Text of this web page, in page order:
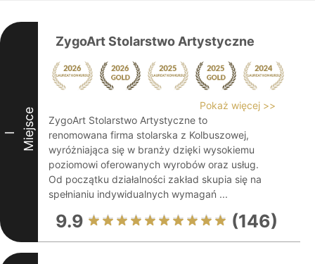
I Miejsce
ZygoArt Stolarstwo Artystyczne
Pokaż więcej >>
ZygoArt Stolarstwo Artystyczne to
renomowana firma stolarska z Kolbuszowej,
wyróżniająca się w branży dzięki wysokiemu
poziomowi oferowanych wyrobów oraz usług.
Od początku działalności zakład skupia się na
spełnianiu indywidualnych wymagań ...
9.9 (146)